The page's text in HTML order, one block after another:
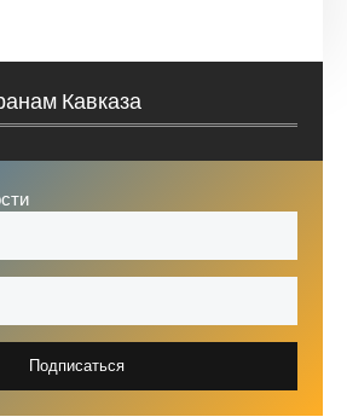
Кавказа
Подписаться